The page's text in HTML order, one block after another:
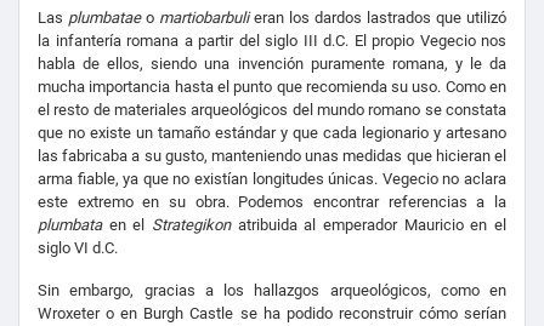
Las plumbataeo martiobarbulieran los dardos lastrados que utilizó
la infantería romana a partir del siglo III d.C. El propio Vegecio nos
habla de ellos, siendo una invención puramente romana, y le da
mucha importancia hasta el punto que recomienda su uso. Como en
el resto de materiales arqueológicos del mundo romano se constata
que no existe un tamaño estándar y que cada legionario y artesano
las fabricaba a su gusto, manteniendo unas medidas que hicieran el
arma fiable, ya que no existían longitudes únicas. Vegecio no aclara
este extremo en su obra. Podemos encontrar referencias a la
plumbataen el Strategikonatribuida al emperador Mauricio en el
siglo VI d.C.
Sin embargo, gracias a los hallazgos arqueológicos, como en
Wroxeter o en Burgh Castle se ha podido reconstruir cómo serían